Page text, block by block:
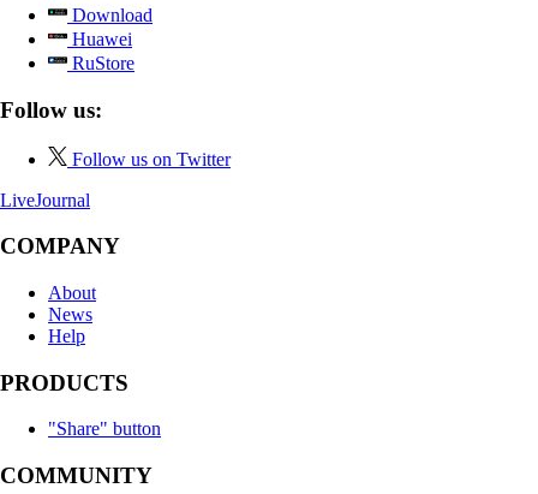
Download
Huawei
RuStore
Follow us:
Follow us on Twitter
LiveJournal
COMPANY
About
News
Help
PRODUCTS
"Share" button
COMMUNITY